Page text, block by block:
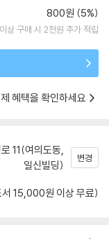
800원 (5%)
상 구매 시 2천원 추가 적립
혜택을 확인하세요
11(여의도동,
일신빌딩)
변경
서 15,000원 이상 무료)